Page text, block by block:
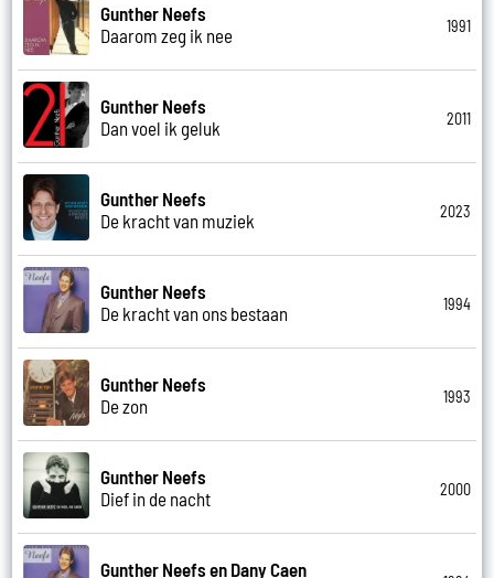
Gunther Neefs
Daarom zeg ik nee
1991
Gunther Neefs
Dan voel ik geluk
2011
Gunther Neefs
De kracht van muziek
2023
Gunther Neefs
De kracht van ons bestaan
1994
Gunther Neefs
De zon
1993
Gunther Neefs
Dief in de nacht
2000
Gunther Neefs en Dany Caen